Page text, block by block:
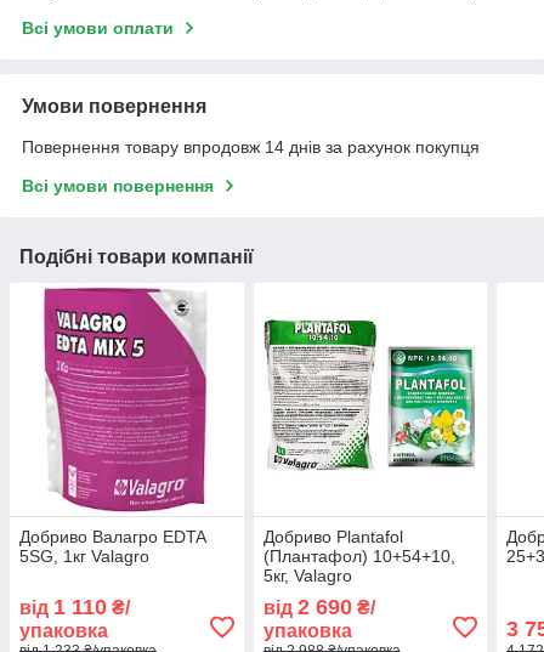
Всі умови оплати
Умови повернення
Повернення товару впродовж 14 днів за рахунок покупця
Всі умови повернення
Подібні товари компанії
Добриво Валагро EDTA
5SG, 1кг Valagro
від 1 110 ₴/
упаковка
Добриво Plantafol
(Плантафол) 10+54+10,
5кг, Valagro
від 2 690₴/
упаковка
3